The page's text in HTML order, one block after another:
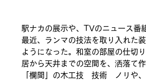
駅ナカの展示や、TVのニュース番
最近、ランマの技法を取り入れた
ようになった。和室の部屋の仕切
居から天井までの空間を、洒落て
「欄間」の木工技　技術　ノリや